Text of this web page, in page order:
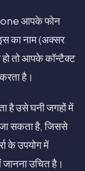
आपके फोन
का नाम (अक्सर
तो आपके कॉन्टैक्ट
है।
है उसे घनी जगहों में
जा सकता है, जिससे
के उपयोग में
उचित है।